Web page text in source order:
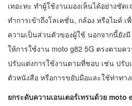
เทอะทะ ทำผู้ใช้งานมองเห็นได้อย่างชั
ทำการเข้าถึงโลเคชั่น, กล้อง หรือไมค์
ความเป็นส่วนตัวของผู้ใช้ นอกจากนี้ยัง
ให้การใช้งาน moto g82 5G ตรงตามค
ปรับแต่งการใช้งานตามที่ชอบ เช่น ปรับ
ตัวหนังสือ หรือการขยับมือและใช้ท่าทาง
ยกระดับความเอนเตอร์เทรนด้วย moto